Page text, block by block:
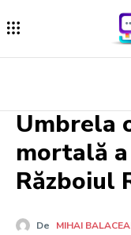
Umbrela
mortală
Războiul
De MIHAI